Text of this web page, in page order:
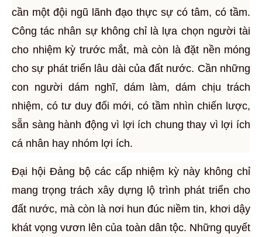
cần một đội ngũ lãnh đạo thực sự có tâm, có tầm.
Công tác nhân sự không chỉ là lựa chọn người tài
cho nhiệm kỳ trước mắt, mà còn là đặt nền móng
cho sự phát triển lâu dài của đất nước. Cần những
con người dám nghĩ, dám làm, dám chịu trách
nhiệm, có tư duy đổi mới, có tầm nhìn chiến lược,
sẵn sàng hành động vì lợi ích chung thay vì lợi ích
cá nhân hay nhóm lợi ích.
Đại hội Đảng bộ các cấp nhiệm kỳ này không chỉ
mang trọng trách xây dựng lộ trình phát triển cho
đất nước, mà còn là nơi hun đúc niềm tin, khơi dậy
khát vọng vươn lên của toàn dân tộc. Những quyết